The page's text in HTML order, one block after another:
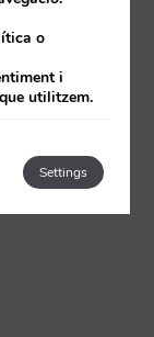
o
i
utilitzem.
Settings